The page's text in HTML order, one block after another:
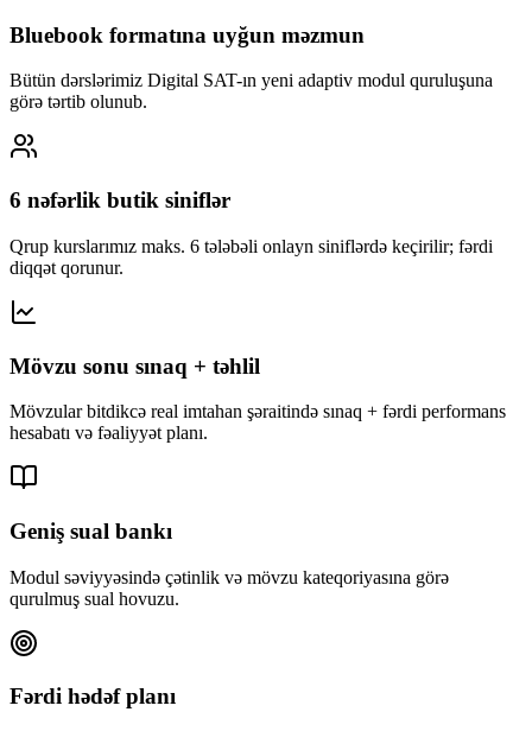
Bluebook formatına uyğun məzmun
Bütün dərslərimiz Digital SAT-ın yeni adaptiv modul quruluşuna
görə tərtib olunub.
6 nəfərlik butik siniflər
Qrup kurslarımız maks. 6 tələbəli onlayn siniflərdə keçirilir; fərdi
diqqət qorunur.
Mövzu sonu sınaq + təhlil
Mövzular bitdikcə real imtahan şəraitində sınaq + fərdi performans
hesabatı və fəaliyyət planı.
Geniş sual bankı
Modul səviyyəsində çətinlik və mövzu kateqoriyasına görə
qurulmuş sual hovuzu.
Fərdi hədəf planı